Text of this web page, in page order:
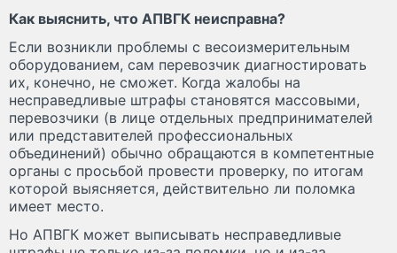
Как выяснить, что АПВГК неисправна?
Если возникли проблемы с весоизмерительным
оборудованием, сам перевозчик диагностировать
их, конечно, не сможет. Когда жалобы на
несправедливые штрафы становятся массовыми,
перевозчики (в лице отдельных предпринимателей
или представителей профессиональных
объединений) обычно обращаются в компетентные
органы с просьбой провести проверку, по итогам
которой выясняется, действительно ли поломка
имеет место.
Но АПВГК может выписывать несправедливые